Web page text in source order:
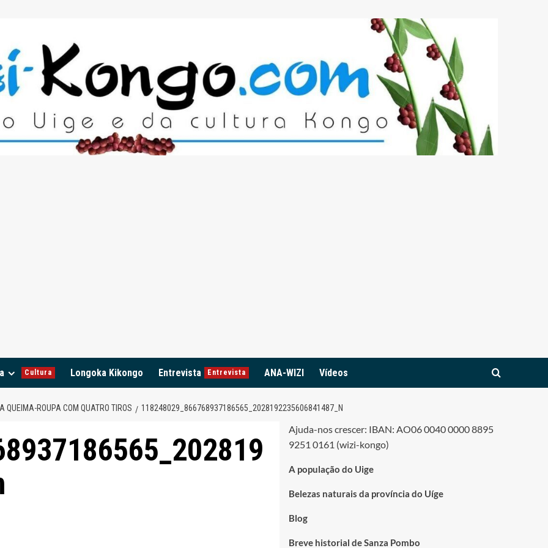
Cultura Longoka Kikongo Entrevista Entrevista ANA-WIZI Vídeos
QUEIMA-ROUPA COM QUATRO TIROS 118248029_866768937186565_2028192235606841487_N
Ajuda-nos crescer: IBAN: AO06 0040 0000 8895
9251 0161 (wizi-kongo)
A população do Uige
Belezas naturais da província do Uíge
Blog
Breve historial de Sanza Pombo